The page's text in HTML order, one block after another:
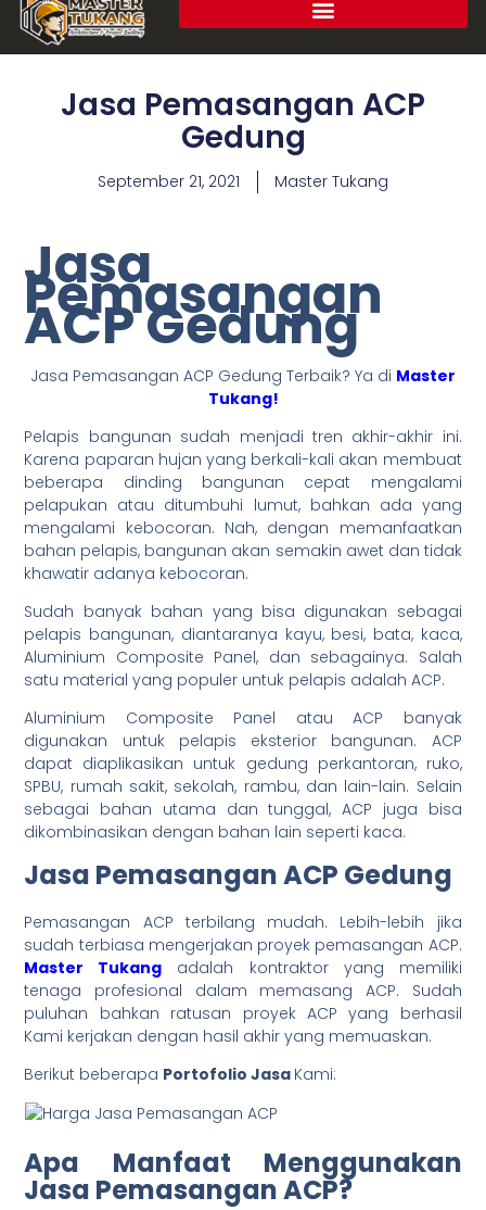
Jasa Pemasangan ACP
Gedung
September 21, 2021 Master Tukang
Jasa
Pemasangan
ACP Gedung
Jasa Pemasangan ACP Gedung Terbaik? Ya di Master
Tukang!
Pelapis bangunan sudah menjadi tren akhir-akhir ini.
Karena paparan hujan yang berkali-kali akan membuat
beberapa dinding bangunan cepat mengalami
pelapukan atau ditumbuhi lumut, bahkan ada yang
mengalami kebocoran. Nah, dengan memanfaatkan
bahan pelapis, bangunan akan semakin awet dan tidak
khawatir adanya kebocoran.
Sudah banyak bahan yang bisa digunakan sebagai
pelapis bangunan, diantaranya kayu, besi, bata, kaca,
Aluminium Composite Panel, dan sebagainya. Salah
satu material yang populer untuk pelapis adalah ACP.
Aluminium Composite Panel atau ACP banyak
digunakan untuk pelapis eksterior bangunan. ACP
dapat diaplikasikan untuk gedung perkantoran, ruko,
SPBU, rumah sakit, sekolah, rambu, dan lain-lain. Selain
sebagai bahan utama dan tunggal, ACP juga bisa
dikombinasikan dengan bahan lain seperti kaca.
Jasa Pemasangan ACP Gedung
Pemasangan ACP terbilang mudah. Lebih-lebih jika
sudah terbiasa mengerjakan proyek pemasangan ACP.
Master Tukang adalah kontraktor yang memiliki
tenaga profesional dalam memasang ACP. Sudah
puluhan bahkan ratusan proyek ACP yang berhasil
Kami kerjakan dengan hasil akhir yang memuaskan.
Berikut beberapa Portofolio Jasa Kami:
Apa Manfaat Menggunakan
Jasa Pemasangan ACP?